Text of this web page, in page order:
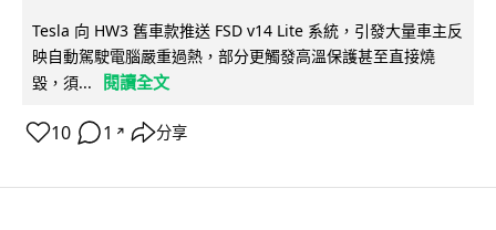
Tesla 向 HW3 舊車款推送 FSD v14 Lite 系統，引發大量車主反
映自動駕駛電腦嚴重過熱，部分更觸發高溫保護甚至直接燒
毀，須...
閱讀全文
10 1 ↗ 分享